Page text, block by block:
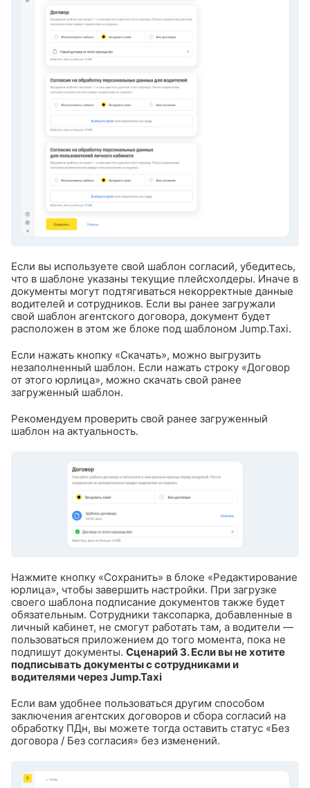
Если вы используете свой шаблон согласий, убедитесь,
что в шаблоне указаны текущие плейсхолдеры. Иначе в
документы могут подтягиваться некорректные данные
водителей и сотрудников. Если вы ранее загружали
свой шаблон агентского договора, документ будет
расположен в этом же блоке под шаблоном Jump.Taxi.
Если нажать кнопку «Скачать», можно выгрузить
незаполненный шаблон. Если нажать строку «Договор
от этого юрлица», можно скачать свой ранее
загруженный шаблон.
Рекомендуем проверить свой ранее загруженный
шаблон на актуальность.
Нажмите кнопку «Сохранить» в блоке «Редактирование
юрлица», чтобы завершить настройки. При загрузке
своего шаблона подписание документов также будет
обязательным. Сотрудники таксопарка, добавленные в
личный кабинет, не смогут работать там, а водители —
пользоваться приложением до того момента, пока не
подпишут документы. Сценарий 3. Если вы не хотите
подписывать документы с сотрудниками и
водителями через Jump.Taxi
Если вам удобнее пользоваться другим способом
заключения агентских договоров и сбора согласий на
обработку ПДн, вы можете тогда оставить статус «Без
договора / Без согласия» без изменений.